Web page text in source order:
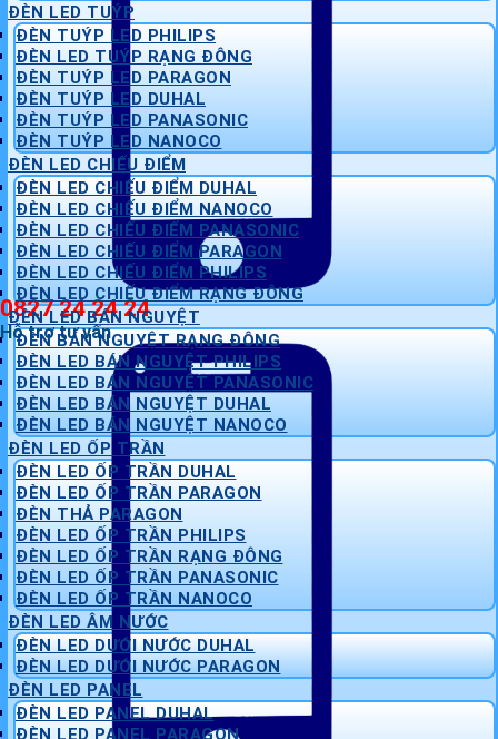
0827 24 24 24
Hỗ trợ tư vấn
ĐÈN LED TUÝP
ĐÈN TUÝP LED PHILIPS
ĐÈN LED TUÝP RẠNG ĐÔNG
ĐÈN TUÝP LED PARAGON
ĐÈN TUÝP LED DUHAL
ĐÈN TUÝP LED PANASONIC
ĐÈN TUÝP LED NANOCO
ĐÈN LED CHIẾU ĐIỂM
ĐÈN LED CHIẾU ĐIỂM DUHAL
ĐÈN LED CHIẾU ĐIỂM NANOCO
ĐÈN LED CHIẾU ĐIỂM PANASONIC
ĐÈN LED CHIẾU ĐIỂM PARAGON
ĐÈN LED CHIẾU ĐIỂM PHILIPS
ĐÈN LED CHIẾU ĐIỂM RẠNG ĐÔNG
ĐÈN LED BÁN NGUYỆT
ĐÈN BÁN NGUYỆT RẠNG ĐÔNG
ĐÈN LED BÁN NGUYỆT PHILIPS
ĐÈN LED BÁN NGUYỆT PANASONIC
ĐÈN LED BÁN NGUYỆT DUHAL
ĐÈN LED BÁN NGUYỆT NANOCO
ĐÈN LED ỐP TRẦN
ĐÈN LED ỐP TRẦN DUHAL
ĐÈN LED ỐP TRẦN PARAGON
ĐÈN THẢ PARAGON
ĐÈN LED ỐP TRẦN PHILIPS
ĐÈN LED ỐP TRẦN RẠNG ĐÔNG
ĐÈN LED ỐP TRẦN PANASONIC
ĐÈN LED ỐP TRẦN NANOCO
ĐÈN LED ÂM NƯỚC
ĐÈN LED DƯỚI NƯỚC DUHAL
ĐÈN LED DƯỚI NƯỚC PARAGON
ĐÈN LED PANEL
ĐÈN LED PANEL DUHAL
ĐÈN LED PANEL PARAGON